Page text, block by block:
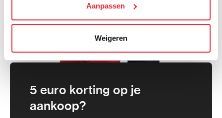
We werken samen met21 derden
die uw gegevens
kunnen ontvangen en verwerken.
Aanpassen
Weigeren
5 euro korting op je
aankoop?